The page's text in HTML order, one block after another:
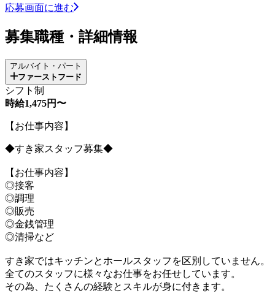
応募画面に進む
募集職種・詳細情報
アルバイト・パート
ファーストフード
シフト制
時給1,475円〜
【お仕事内容】
◆すき家スタッフ募集◆
【お仕事内容】
◎接客
◎調理
◎販売
◎金銭管理
◎清掃など
すき家ではキッチンとホールスタッフを区別していません。
全てのスタッフに様々なお仕事をお任せしています。
その為、たくさんの経験とスキルが身に付きます。